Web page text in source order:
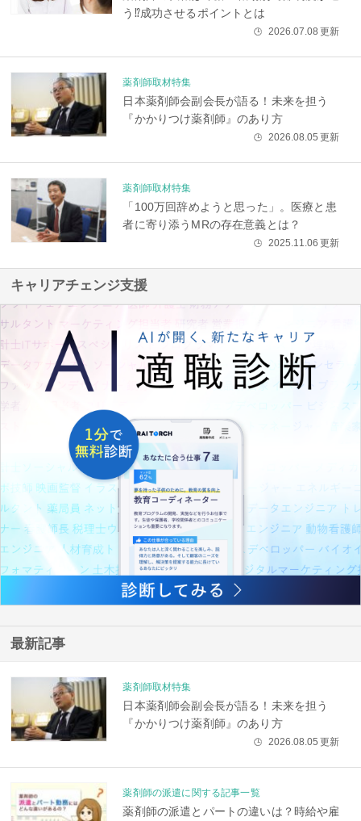
う⁉成功させるポイントとは
🕒 2026.07.08 更新
薬剤師取材特集
日本薬剤師会副会長が語る！未来を担う
『かかりつけ薬剤師』のあり方
🕒 2026.08.05 更新
薬剤師取材特集
「100万回辞めようと思った」。医療と患
者に寄り添うMRの存在意義とは？
🕒 2025.11.06 更新
キャリアチェンジ支援
最新記事
薬剤師取材特集
日本薬剤師会副会長が語る！未来を担う
『かかりつけ薬剤師』のあり方
🕒 2026.08.05 更新
薬剤師の派遣に関する記事一覧
薬剤師の派遣とパートの違いは？時給や雇